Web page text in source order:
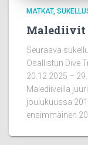
MATKAT
Malediivit
Seuraava
Osallistun Dive
20.12.2025 –
Malediiveilla
joulukuussa
ensimmäinen